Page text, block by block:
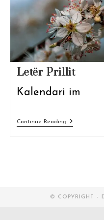
Letër Prillit
Kalendari im
Continue ReadingLetër
© COPYRIGHT -